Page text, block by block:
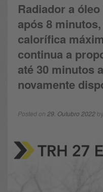
Radiador a
após 8
calorífica
continua a
até 30 minutos
novamente
Posted on 29. Outubro 2022 by